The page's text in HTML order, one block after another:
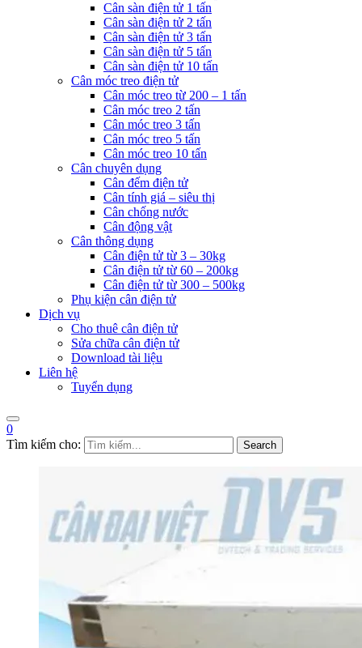
Cân sàn điện tử 1 tấn
Cân sàn điện tử 2 tấn
Cân sàn điện tử 3 tấn
Cân sàn điện tử 5 tấn
Cân sàn điện tử 10 tấn
Cân móc treo điện tử
Cân móc treo từ 200 – 1 tấn
Cân móc treo 2 tấn
Cân móc treo 3 tấn
Cân móc treo 5 tấn
Cân móc treo 10 tấn
Cân chuyên dụng
Cân đếm điện tử
Cân tính giá – siêu thị
Cân chống nước
Cân động vật
Cân thông dụng
Cân điện tử từ 3 – 30kg
Cân điện tử từ 60 – 200kg
Cân điện tử từ 300 – 500kg
Phụ kiện cân điện tử
Dịch vụ
Cho thuê cân điện tử
Sửa chữa cân điện tử
Download tài liệu
Liên hệ
Tuyển dụng
0
Tìm kiếm cho:
Search